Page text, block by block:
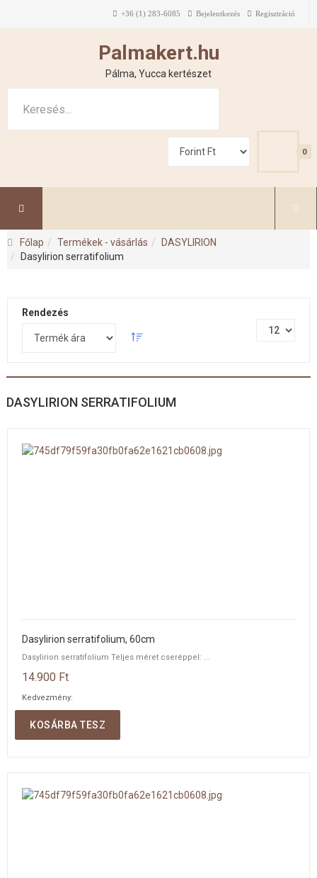
+36 (1) 283-6085 Bejelentkezés Regisztráció
Palmakert.hu
Pálma, Yucca kertészet
0
Főlap Termékek - vásárlás
DASYLIRION
Dasylirion serratifolium
Rendezés
DASYLIRION SERRATIFOLIUM
Dasylirion serratifolium, 60cm
Dasylirion serratifolium Teljes méret cseréppel: ...
14.900 Ft
Kedvezmény:
Mennyiség:
KOSÁRBA TESZ